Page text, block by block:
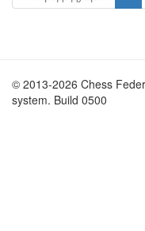
© 2013-2026 Chess
system. Build 0500